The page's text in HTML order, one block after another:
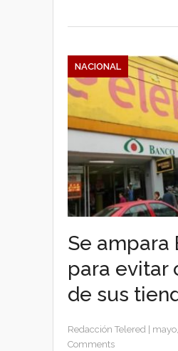
NACIONAL
Se ampara
para evitar
de sus
Redacción Telered
Comments